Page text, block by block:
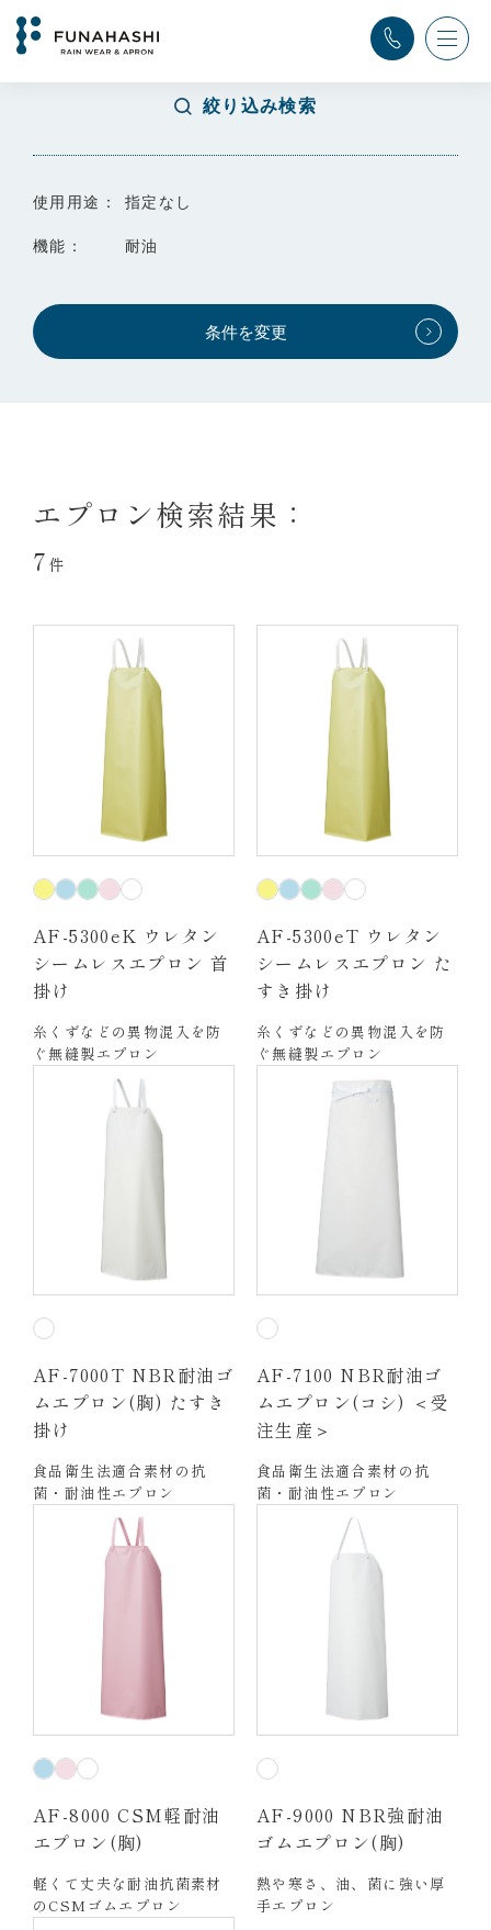
TOP
絞り込み検索
使用用途： 指定なし
機能： 耐油
条件を変更
エプロン検索結果：
7 件
AF-5300eK ウレタン
シームレスエプロン 首
掛け
糸くずなどの異物混入を防
ぐ無縫製エプロン
AF-5300eT ウレタン
シームレスエプロン た
すき掛け
糸くずなどの異物混入を防
ぐ無縫製エプロン
AF-7000T NBR耐油ゴ
ムエプロン(胸) たすき
掛け
食品衛生法適合素材の抗
菌・耐油性エプロン
AF-7100 NBR耐油ゴ
ムエプロン(コシ) ＜受
注生産＞
食品衛生法適合素材の抗
菌・耐油性エプロン
AF-8000 CSM軽耐油
エプロン(胸)
軽くて丈夫な耐油抗菌素材
のCSMゴムエプロン
AF-9000 NBR強耐油
ゴムエプロン(胸)
熱や寒さ、油、菌に強い厚
手エプロン